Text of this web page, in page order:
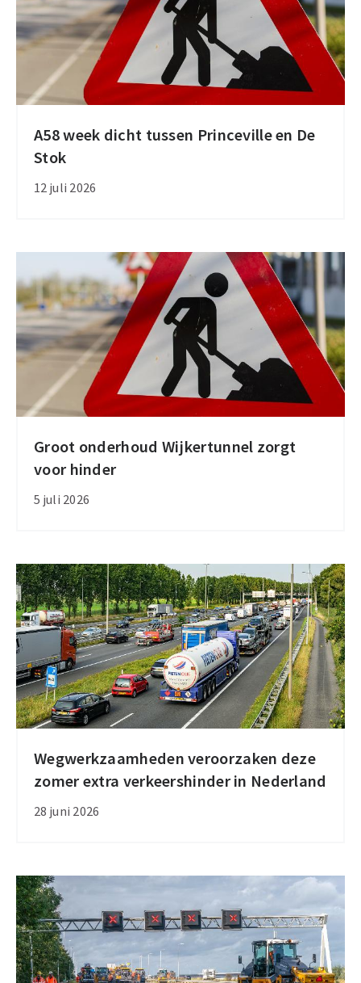
A58 week dicht tussen Princeville en De
Stok
12 juli 2026
A58
week
dicht
en
De
Stok
Groot onderhoud Wijkertunnel zorgt
voor hinder
5 juli 2026
Groot
onderhoud
Wijkertunnel
hinder
Wegwerkzaamheden veroorzaken deze
zomer extra verkeershinder in Nederland
28 juni 2026
Wegwerkzaamheden
veroorzaken
deze
verkeershinder
in
Nederland